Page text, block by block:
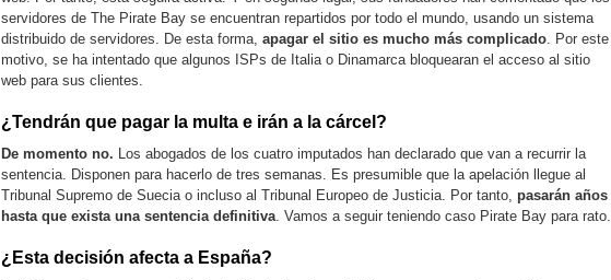
servidores de The Pirate Bay se encuentran repartidos por todo el mundo, usando un sistema
distribuido de servidores. De esta forma, apagar el sitio es mucho más complicado. Por este
motivo, se ha intentado que algunos ISPs de Italia o Dinamarca bloquearan el acceso al sitio
web para sus clientes.
¿Tendrán que pagar la multa e irán a la cárcel?
De momento no. Los abogados de los cuatro imputados han declarado que van a recurrir la
sentencia. Disponen para hacerlo de tres semanas. Es presumible que la apelación llegue al
Tribunal Supremo de Suecia o incluso al Tribunal Europeo de Justicia. Por tanto, pasarán años
hasta que exista una sentencia definitiva. Vamos a seguir teniendo caso Pirate Bay para rato.
¿Esta decisión afecta a España?